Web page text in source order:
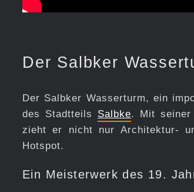
Der Salbker
Der Salbker Wasserturm, ein
des Stadtteils Salbke. Mit seiner
zieht er nicht nur Architektur-
Hotspot.
Ein Meisterwerk des 19.